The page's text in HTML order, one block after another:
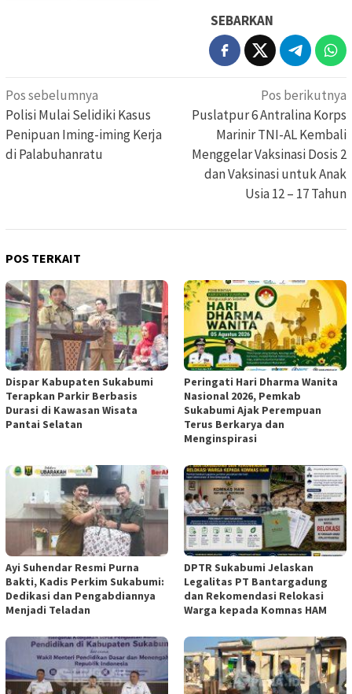
SEBARKAN
Navigasi
pos
Pos sebelumnya
Polisi Mulai Selidiki Kasus
Penipuan Iming-iming Kerja
di Palabuhanratu
Pos berikutnya
Puslatpur 6 Antralina Korps
Marinir TNI-AL Kembali
Menggelar Vaksinasi Dosis 2
dan Vaksinasi untuk Anak
Usia 12 – 17 Tahun
POS TERKAIT
Dispar Kabupaten Sukabumi
Terapkan Parkir Berbasis
Durasi di Kawasan Wisata
Pantai Selatan
Peringati Hari Dharma Wanita
Nasional 2026, Pemkab
Sukabumi Ajak Perempuan
Terus Berkarya dan
Menginspirasi
Ayi Suhendar Resmi Purna
Bakti, Kadis Perkim Sukabumi:
Dedikasi dan Pengabdiannya
Menjadi Teladan
DPTR Sukabumi Jelaskan
Legalitas PT Bantargadung
dan Rekomendasi Relokasi
Warga kepada Komnas HAM